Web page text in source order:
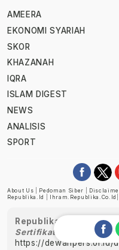
AMEERA
EKONOMI SYARIAH
SKOR
KHAZANAH
IQRA
ISLAM DIGEST
NEWS
ANALISIS
SPORT
About Us Pedoman Siber
Republika.id
Ihram.republika.co.id
Republika telah
Sertifikat Nomor 1058/
https://dewanpers.or.id/